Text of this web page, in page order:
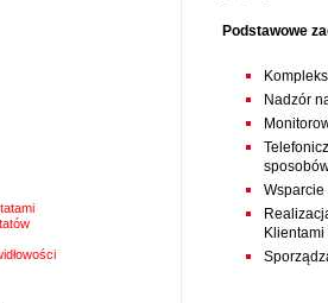
Podstawowe
Nadzór
Klientami